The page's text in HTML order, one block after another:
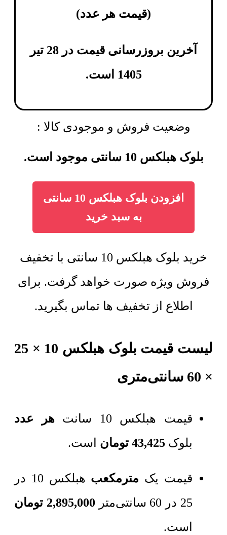
(قیمت هر عدد)
آخرین بروزرسانی قیمت در 28 تیر
1405 است.
وضعیت فروش و موجودی کالا :
بلوک هبلکس 10 سانتی موجود است.
افزودن بلوک هبلکس 10 سانتی
به سبد خرید
خرید بلوک هبلکس 10 سانتی با تخفیف
فروش ویژه صورت خواهد گرفت. برای
اطلاع از تخفیف ها تماس بگیرید.
لیست قیمت بلوک هبلکس 10 × 25
× 60 سانتی‌متری
قیمت هبلکس 10 سانت
هر عدد
بلوک 43,425 تومان است.
قیمت یک مترمکعب
هبلکس 10 در
25 در 60 سانتی‌متر
2,895,000 تومان
است.